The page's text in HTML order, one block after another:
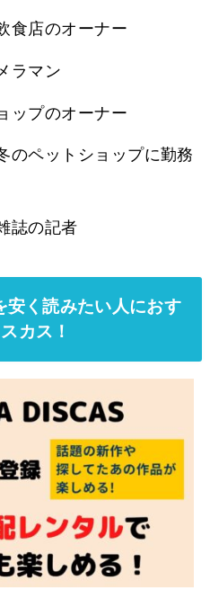
食店のオーナー
ラマン
ップのオーナー
のペットショップに勤務
誌の記者
安く読みたい人におす
カス！